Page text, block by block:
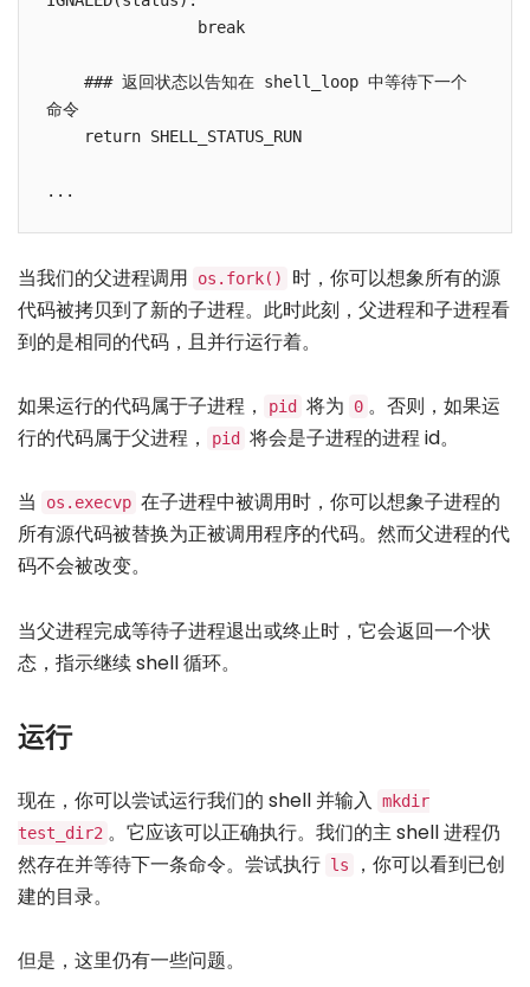
                break
    ### 返回状态以告知在 shell_loop 中等待下一个
命令
    return SHELL_STATUS_RUN
当我们的父进程调用 os.fork()
时，你可以想象所有的源
代码被拷贝到了新的子进程。此时此刻，父进程和子进程看
到的是相同的代码，且并行运行着。
如果运行的代码属于子进程， pid 将为 0 。否则，如果运
行的代码属于父进程，
pid 将会是子进程的进程 id。
当 os.execvp 在子进程中被调用时，你可以想象子进程的
所有源代码被替换为正被调用程序的代码。然而父进程的代
码不会被改变。
当父进程完成等待子进程退出或终止时，它会返回一个状
态，指示继续 shell 循环。
运行
现在，你可以尝试运行我们的 shell 并输入 mkdir
test_dir2 。它应该可以正确执行。我们的主 shell 进程仍
然存在并等待下一条命令。尝试执行 ls
，你可以看到已创
建的目录。
但是，这里仍有一些问题。